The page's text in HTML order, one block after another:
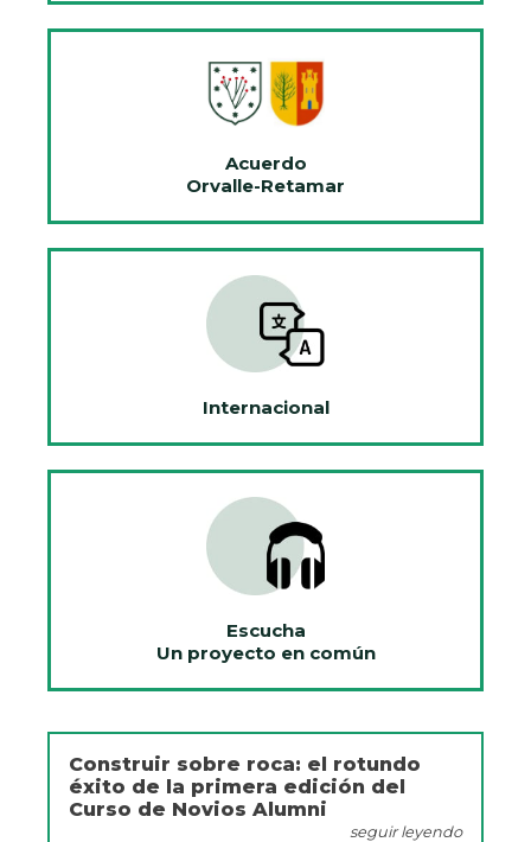
Acuerdo
Orvalle-Retamar
Internacional
Escucha
Un proyecto en común
Construir sobre roca: el rotundo
éxito de la primera edición del
Curso de Novios Alumni
seguir leyendo